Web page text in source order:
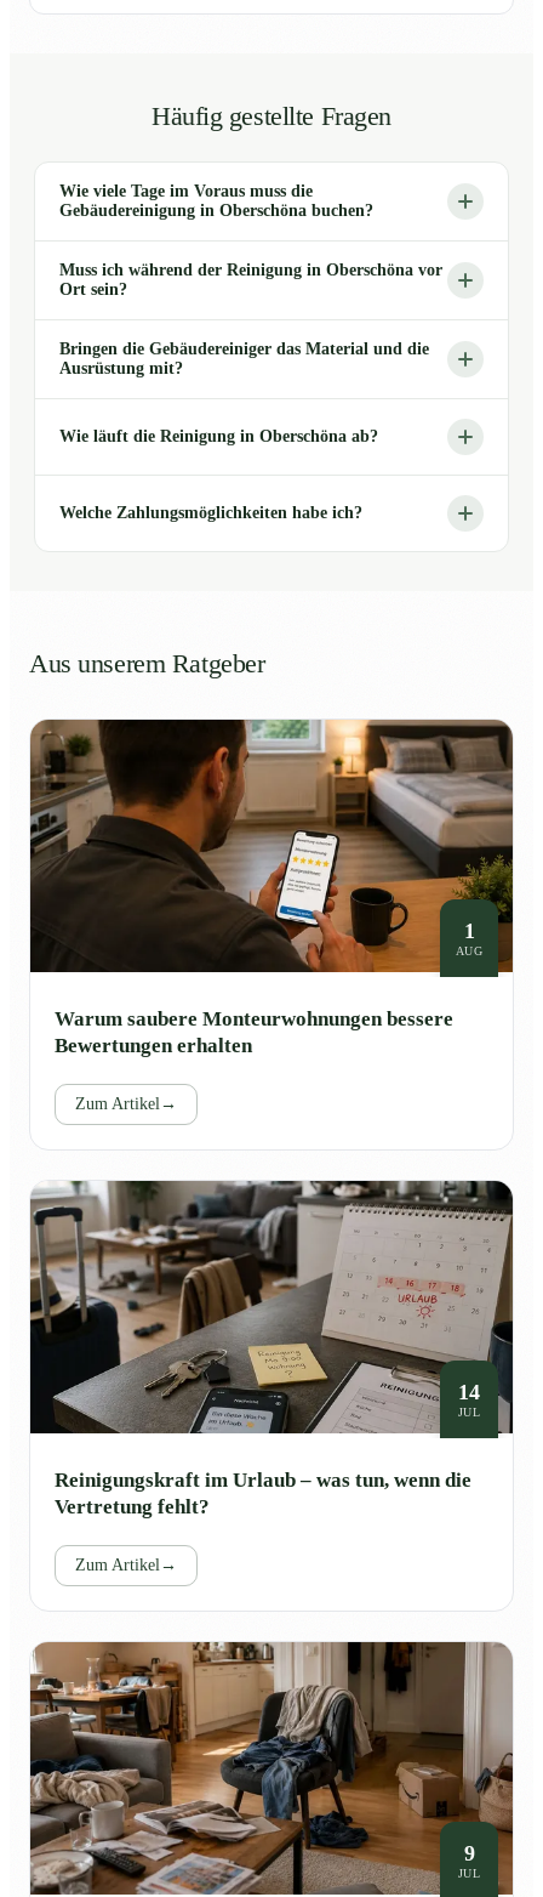
Häufig gestellte Fragen
Wie viele Tage im Voraus muss die
Gebäudereinigung in Oberschöna buchen?
Muss ich während der Reinigung in Oberschöna vor
Ort sein?
Bringen die Gebäudereiniger das Material und die
Ausrüstung mit?
Wie läuft die Reinigung in Oberschöna ab?
Welche Zahlungsmöglichkeiten habe ich?
Aus unserem Ratgeber
1
AUG
Warum saubere Monteurwohnungen bessere
Bewertungen erhalten
Zum Artikel→
14
JUL
Reinigungskraft im Urlaub – was tun, wenn die
Vertretung fehlt?
Zum Artikel→
9
JUL